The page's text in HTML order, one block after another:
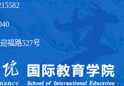
福路527号